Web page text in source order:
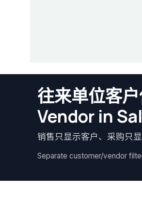
往来单位客
Vendor in
销售只显示客户、采购只
Separate customer/vendor